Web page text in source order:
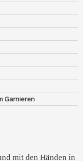
Garnieren
mit den Händen in